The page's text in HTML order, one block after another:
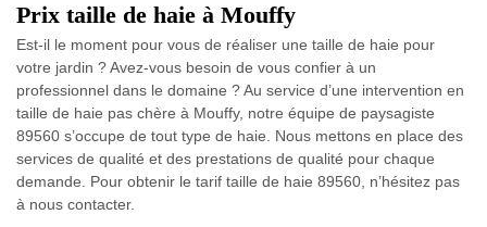
Prix taille de haie à Mouffy
Est-il le moment pour vous de réaliser une taille de haie pour
votre jardin ? Avez-vous besoin de vous confier à un
professionnel dans le domaine ? Au service d’une intervention en
taille de haie pas chère à Mouffy, notre équipe de paysagiste
89560 s’occupe de tout type de haie. Nous mettons en place des
services de qualité et des prestations de qualité pour chaque
demande. Pour obtenir le tarif taille de haie 89560, n’hésitez pas
à nous contacter.